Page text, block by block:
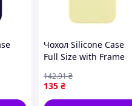
Чохол Silicone Case
Full Size with Frame
60.Crem Yellow
(17003366)
135 ₴
142.91₴